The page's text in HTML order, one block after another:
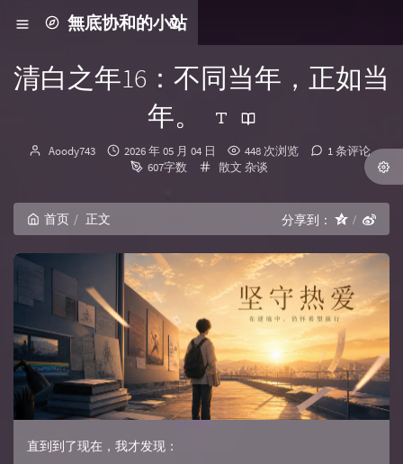
無底协和的小站
清白之年16：不同当年，正如当
年。
博主：
Aoody743 发布时间：
2026 年 05 月 04 日 448 次浏览
1 条评论
607字数
分类：
散文 杂谈
首页 正文 分享到：
直到到了现在，我才发现：